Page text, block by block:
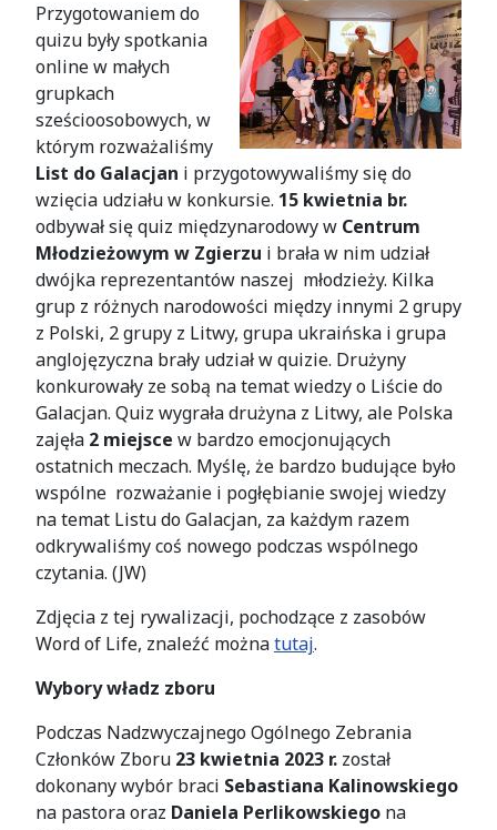
Przygotowaniem do
quizu były spotkania
online w małych
grupkach
sześcioosobowych, w
którym rozważaliśmy
List do Galacjan i przygotowywaliśmy się do
wzięcia udziału w konkursie. 15 kwietnia br.
odbywał się quiz międzynarodowy w Centrum
Młodzieżowym w Zgierzu i brała w nim udział
dwójka reprezentantów naszej młodzieży. Kilka
grup z różnych narodowości między innymi 2 grupy
z Polski, 2 grupy z Litwy, grupa ukraińska i grupa
anglojęzyczna brały udział w quizie. Drużyny
konkurowały ze sobą na temat wiedzy o Liście do
Galacjan. Quiz wygrała drużyna z Litwy, ale Polska
zajęła 2 miejsce w bardzo emocjonujących
ostatnich meczach. Myślę, że bardzo budujące było
wspólne rozważanie i pogłębianie swojej wiedzy
na temat Listu do Galacjan, za każdym razem
odkrywaliśmy coś nowego podczas wspólnego
czytania. (JW)
Zdjęcia z tej rywalizacji, pochodzące z zasobów
Word of Life, znaleźć możnatutaj.
Wybory władz zboru
Podczas Nadzwyczajnego Ogólnego Zebrania
Członków Zboru 23 kwietnia 2023 r. został
dokonany wybór braci Sebastiana Kalinowskiego
na pastora oraz Daniela Perlikowskiego na